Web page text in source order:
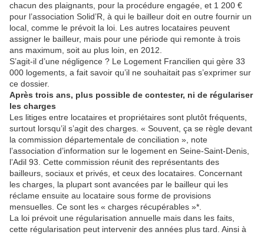
chacun des plaignants, pour la procédure engagée, et 1 200 €
pour l’association Solid’R, à qui le bailleur doit en outre fournir un
local, comme le prévoit la loi. Les autres locataires peuvent
assigner le bailleur, mais pour une période qui remonte à trois
ans maximum, soit au plus loin, en 2012.
S’agit-il d’une négligence ? Le Logement Francilien qui gère 33
000 logements, a fait savoir qu’il ne souhaitait pas s’exprimer sur
ce dossier.
Après trois ans, plus possible de contester, ni de régulariser
les charges
Les litiges entre locataires et propriétaires sont plutôt fréquents,
surtout lorsqu’il s’agit des charges. « Souvent, ça se règle devant
la commission départementale de conciliation », note
l’association d’information sur le logement en Seine-Saint-Denis,
l’Adil 93. Cette commission réunit des représentants des
bailleurs, sociaux et privés, et ceux des locataires. Concernant
les charges, la plupart sont avancées par le bailleur qui les
réclame ensuite au locataire sous forme de provisions
mensuelles. Ce sont les « charges récupérables »*.
La loi prévoit une régularisation annuelle mais dans les faits,
cette régularisation peut intervenir des années plus tard. Ainsi à